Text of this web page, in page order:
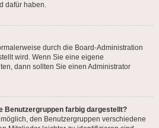
dafür haben.
durch die Board-Administration
wird. Wenn Sie eine eigene
dann sollten Sie einen Administrator
Benutzergruppen farbig dargestellt?
den Benutzergruppen verschiedene